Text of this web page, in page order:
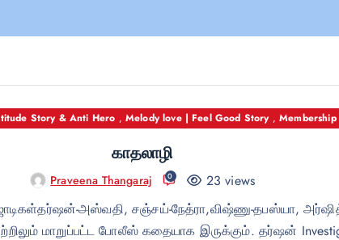
Story & Anti Hero , Melody love | Feel Good Story,
காதலாழி
Praveena Thangaraj 0
23 views
அஸ்வதி, சஞ்சய்-நேத்ரா,விஷ்ணு-தபஸ்யா,
மாறுப்பட்ட போலீஸ் கதையாக இருக்கும். தர்ஷன்